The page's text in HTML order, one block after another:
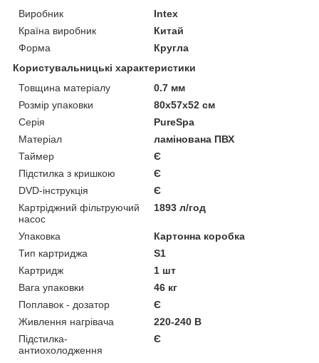
Виробник
Intex
Країна виробник
Китай
Форма
Кругла
Користувальницькі характеристики
Товщина матеріалу
0.7 мм
Розмір упаковки
80x57x52 см
Серія
PureSpa
Матеріал
ламінована ПВХ
Таймер
Є
Підстилка з кришкою
Є
DVD-інструкція
Є
Картріджний фільтруючий
насос
1893 л/год
Упаковка
Картонна коробка
Тип картриджа
S1
Картридж
1 шт
Вага упаковки
46 кг
Поплавок - дозатор
Є
Живлення нагрівача
220-240 В
Підстилка-
антиохолодження
Є